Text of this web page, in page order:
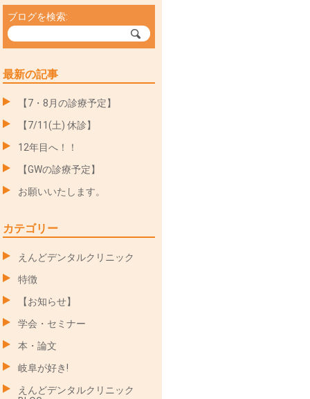
ブログを検索:
最新の記事
【7・8月の診療予定】
【7/11(土) 休診】
12年目へ！！
【GWの診療予定】
お願いいたします。
カテゴリー
えんどデンタルクリニック
特徴
【お知らせ】
学会・セミナー
本・論文
岐阜が好き!
えんどデンタルクリニック